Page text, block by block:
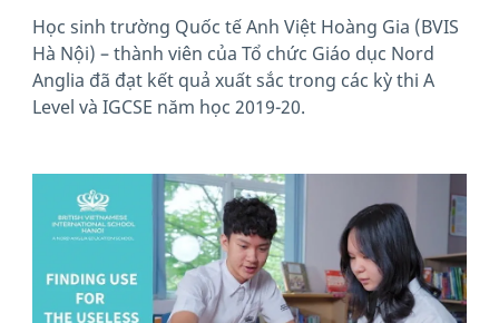
Học sinh trường Quốc tế Anh Việt Hoàng Gia (BVIS
Hà Nội) – thành viên của Tổ chức Giáo dục Nord
Anglia đã đạt kết quả xuất sắc trong các kỳ thi A
Level và IGCSE năm học 2019-20.